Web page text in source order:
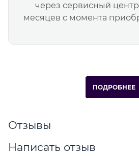
через сервисный центр
месяцев с момента
ПОДРОБНЕЕ
Отзывы
Написать отзыв